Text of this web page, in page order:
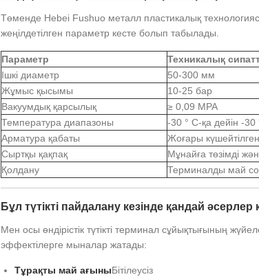
Төменде Hebei Fushuo металл пластикалық
жеңілдетілген параметр кесте болып табылады.
Параметр
Техникалық
Ішкі диаметр
50-300 мм
Жұмыс қысымы
10-25 бар
Вакуумдық қарсылық
≥ 0,09 MPA
Температура диапазоны
-30 ° C-қа дейін -30
Арматура қабаты
Жоғары
Сыртқы қақпақ
Мұнайға төзімді
Қолдану
Терминалды май
Бұл түтікті пайдалану кезінде қандай
Мен осы өндірістік түтікті терминал сұйықтығының
эффектілерге мыналар жатады:
Тұрақты май ағыныБітілеусіз